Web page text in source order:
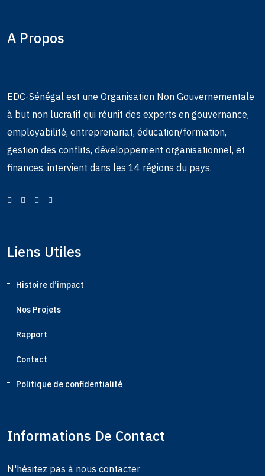
A Propos
EDC-Sénégal est une Organisation Non Gouvernementale
à but non lucratif qui réunit des experts en gouvernance,
employabilité, entreprenariat, éducation/formation,
gestion des conflits, développement organisationnel, et
finances, intervient dans les 14 régions du pays.
Liens Utiles
Histoire d’impact
Nos Projets
Rapport
Contact
Politique de confidentialité
Informations De Contact
N'hésitez pas à nous contacter